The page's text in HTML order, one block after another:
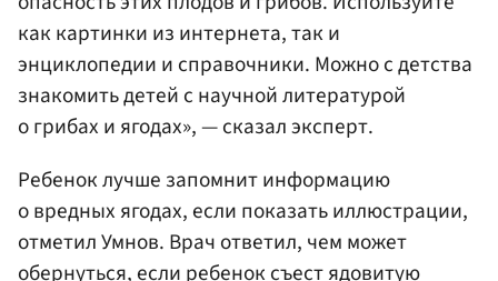
как картинки из интернета, так и
энциклопедии и справочники. Можно с детства
знакомить детей с научной литературой
о грибах и ягодах», — сказал эксперт.
Ребенок лучше запомнит информацию
о вредных ягодах, если показать иллюстрации,
отметил Умнов. Врач ответил, чем может
обернуться, если ребенок съест ядовитую